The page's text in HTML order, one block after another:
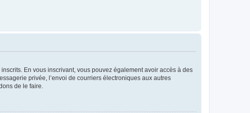
En vous inscrivant, vous pouvez également avoir accès à des
privée, l’envoi de courriers électroniques aux autres
de le faire.